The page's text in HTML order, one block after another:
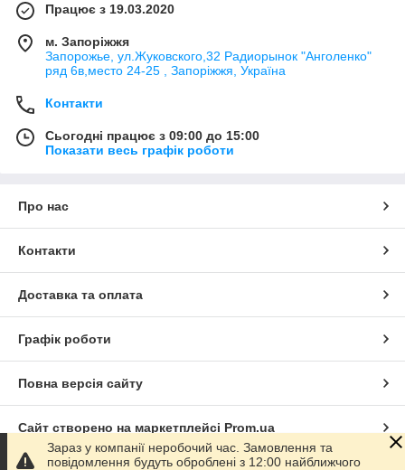
Працює з 19.03.2020
м. Запоріжжя
Запорожье, ул.Жуковского,32 Радиорынок "Анголенко"
ряд 6в,место 24-25 , Запоріжжя, Україна
Контакти
Сьогодні працює з 09:00 до 15:00
Показати весь графік роботи
Про нас
Контакти
Доставка та оплата
Графік роботи
Повна версія сайту
Сайт створено на маркетплейсі Prom.ua
Зараз у компанії неробочий час. Замовлення та
повідомлення будуть оброблені з 12:00 найближчого